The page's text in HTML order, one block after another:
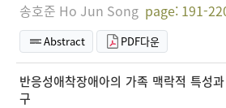
송호준 Ho Jun Song page: 191-
Abstract PDF다운
반응성애착장애아의 가족 맥락적 특성
구